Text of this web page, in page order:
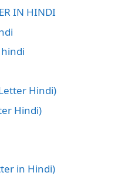
IN HINDI
Hindi)
Hindi)
in Hindi)